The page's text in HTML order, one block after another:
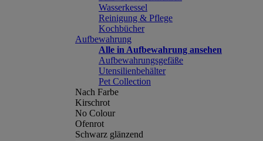
Wasserkessel
Reinigung & Pflege
Kochbücher
Aufbewahrung
Alle in Aufbewahrung ansehen
Aufbewahrungsgefäße
Utensilienbehälter
Pet Collection
Nach Farbe
Kirschrot
No Colour
Ofenrot
Schwarz glänzend